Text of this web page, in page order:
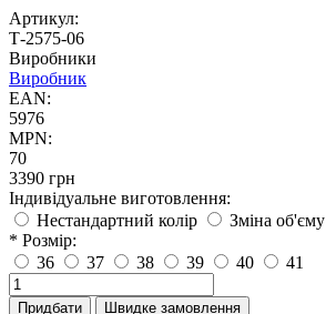
Артикул:
Т-2575-06
Виробники
Виробник
EAN:
5976
MPN:
70
3390 грн
Індивідуальне виготовлення:
Нестандартний колір
Зміна об'єму
* Розмір:
36
37 38 39 40 41
Придбати Швидке замовлення